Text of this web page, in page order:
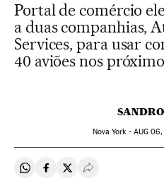
Portal de comércio
a duas companhias,
Services, para usar
40 aviões nos
Nova York - AUG 06,
Compartir en Whatsapp
Compartir en Facebook
Compartir en Twitter
Desplegar